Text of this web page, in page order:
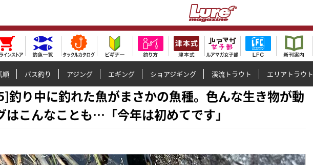
順 バス釣り アジング エギング ショアジギング 渓流トラウト エリアトラウト
釣り中に釣れた魚がまさかの魚種。色んな生き物が動
はこんなことも…「今年は初めてです」